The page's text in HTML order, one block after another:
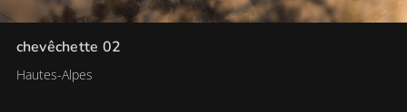
chevêchette 02
Hautes-Alpes